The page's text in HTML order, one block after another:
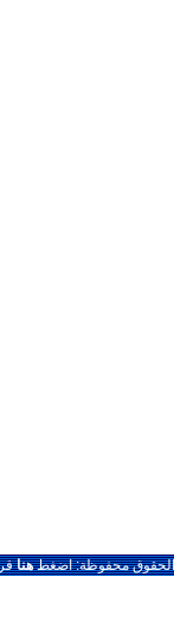
الحقوق محفوظة: اضغطهنا